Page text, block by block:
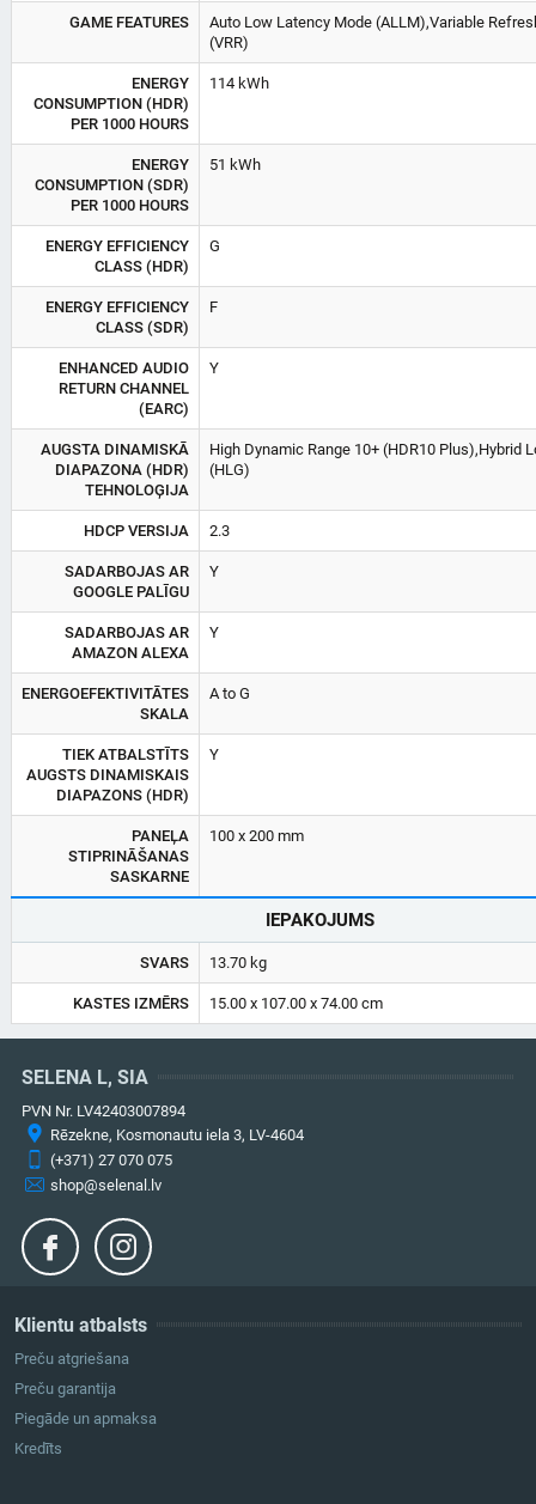
GAME FEATURES
Auto Low Latency Mode (ALLM),Variable
(VRR)
ENERGY
CONSUMPTION (HDR)
PER 1000 HOURS
114 kWh
ENERGY
CONSUMPTION (SDR)
PER 1000 HOURS
51 kWh
ENERGY EFFICIENCY
CLASS (HDR)
G
ENERGY EFFICIENCY
CLASS (SDR)
F
ENHANCED AUDIO
RETURN CHANNEL
(EARC)
Y
AUGSTA DINAMISKĀ
DIAPAZONA (HDR)
TEHNOLOĢIJA
High Dynamic Range 10+ (HDR10 Plus),Hybrid
(HLG)
HDCP VERSIJA 2.3
SADARBOJAS AR
GOOGLE PALĪGU
Y
SADARBOJAS AR
AMAZON ALEXA
Y
ENERGOEFEKTIVITĀTES
SKALA
A to G
TIEK ATBALSTĪTS
AUGSTS DINAMISKAIS
DIAPAZONS (HDR)
Y
PANEĻA
STIPRINĀŠANAS
SASKARNE
100 x 200 mm
IEPAKOJUMS
SVARS 13.70 kg
KASTES IZMĒRS 15.00 x 107.00 x 74.00 cm
Klientu atbalsts
Preču atgriešana
Preču garantija
Piegāde un apmaksa
Kredīts
SELENA L, SIA
PVN Nr. LV42403007894
Rēzekne, Kosmonautu iela 3, LV-4604
(+371) 27 070 075
shop@selenal.lv